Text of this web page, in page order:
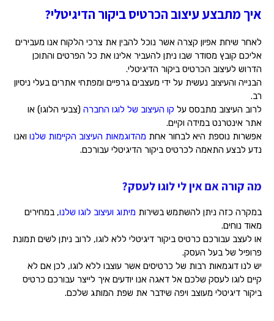
איך מתבצע עיצוב הכרטיס ביקור הדיגיטלי?
לאחר שיחת אפיון קצרה אשר נוכל להבין את צרכי הלקוח אנו מעבירים
אליכם קובץ מסודר שבו ניתן להעביר אלינו את כל הפרטים והתוכן
הדרוש לעיצוב הכרטיס ביקור הדיגיטלי.
הבנייה והעיצוב נעשית על ידי מעצבים גרפיים ומפתחי אתרים בעלי ניסיון
רב.
לרוב העיצוב מתבסס על קו העיצוב של לוגו החברה (צבעי הלוגו) או
אתר אינטרנט במידה וקיים.
אפשרות נוספת היא לבחור אחת מהדוגמאות העיצוב הקיימות שלנו ואנו
נדע לבצע התאמה לכרטיס ביקור הדיגיטלי עבורכם.
מה קורה אם אין לי לוגו לעסק?
במקרה כזה ניתן להשתמש בשירות מיתוג ועיצוב לוגו שלנו, במחירים
מאוד נוחים.
או לעצב עבורכם כרטיס ביקור דיגיטלי ללא לוגו, לרוב ניתן לשים תמונת
פרופיל של בעל העסק.
יש לנו דוגמאות רבות של כרטיסים אשר עוצבו ללא לוגו, לכן אם לא
קיים לוגו לעסק שלכם אל דאגה אנו יודעים איך לייצר עבורכם כרטיס
ביקור דיגיטלי מעוצב ויפה שידבר את שפת המותג שלכם.